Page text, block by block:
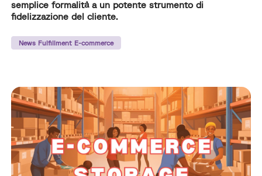
semplice formalità a un potente strumento di
fidelizzazione del cliente.
News Fulfillment E-commerce